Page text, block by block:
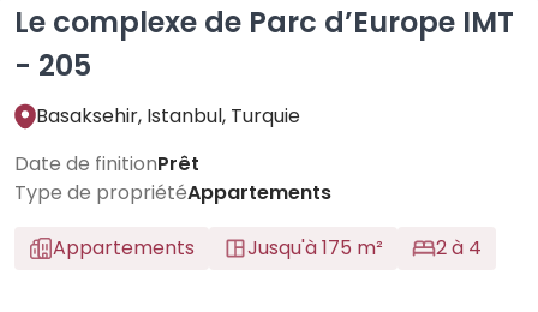
Le complexe de Parc d’Europe IMT
- 205
Basaksehir, Istanbul, Turquie
Date de finitionPrêt
Type de propriétéAppartements
Appartements
Jusqu'à 175 m² 2 à 4